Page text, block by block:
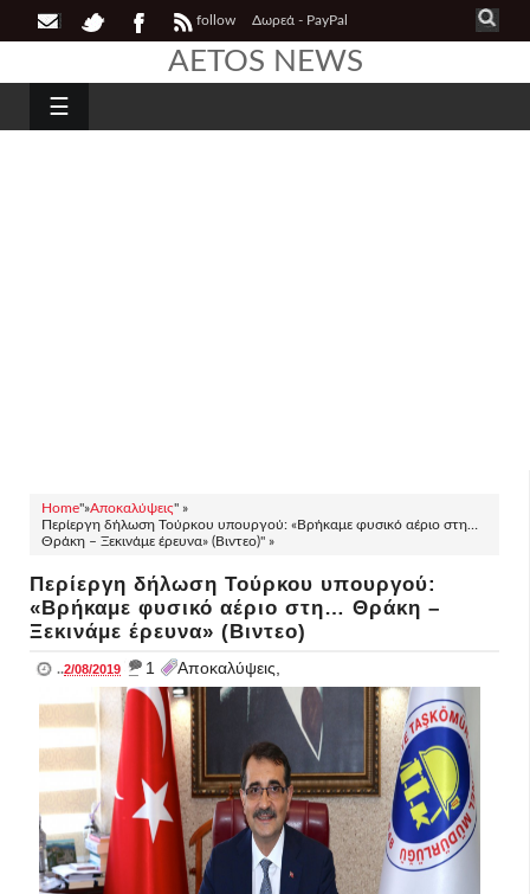
follow Δωρεά - PayPal
AETOS NEWS
☰
Home"»Αποκαλύψεις" »
Περίεργη δήλωση Τούρκου υπουργού: «Βρήκαμε φυσικό αέριο στη…
Θράκη – Ξεκινάμε έρευνα» (Βιντεο)" »
Περίεργη δήλωση Τούρκου υπουργού:
«Βρήκαμε φυσικό αέριο στη… Θράκη –
Ξεκινάμε έρευνα» (Βιντεο)
..2/08/2019 _ 1 Αποκαλύψεις,